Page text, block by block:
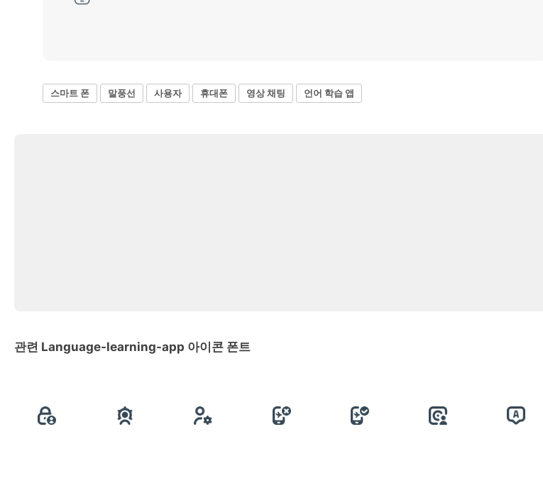
스마트 폰 말풍선 사용자 휴대폰 영상 채팅 언어 학습 앱
관련 Language-learning-app 아이콘 폰트